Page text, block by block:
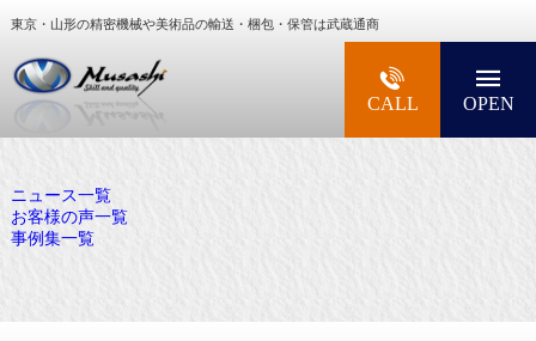
東京・山形の精密機械や美術品の輸送・梱包・保管は武蔵通商
大型精密機械・美術品・高級楽器の梱包・輸送
CALL OPEN
ニュース一覧
お客様の声一覧
事例集一覧